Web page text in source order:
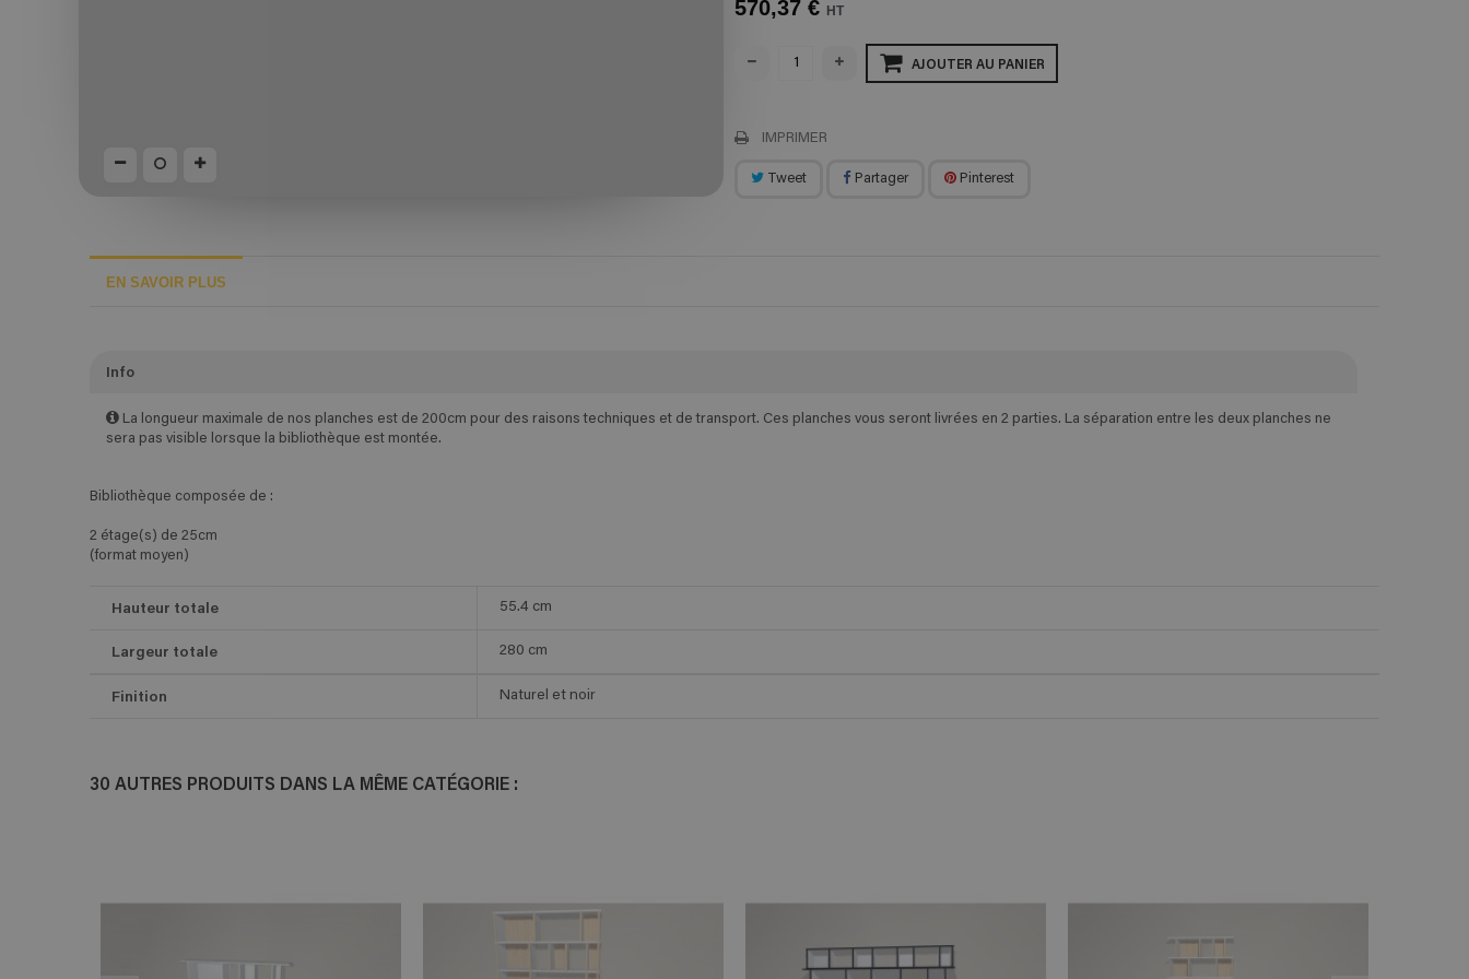
570,37 € HT
AJOUTER AU PANIER
IMPRIMER
Tweet Partager Pinterest
EN SAVOIR PLUS
Info
La longueur maximale de nos planches est de 200cm pour des raisons techniques et de transport. Ces planches vous seront livrées en 2 parties. La séparation entre les deux planches ne
sera pas visible lorsque la bibliothèque est montée.
Bibliothèque composée de :
2 étage(s) de 25cm
(format moyen)
Hauteur totale 55.4 cm
Largeur totale 280 cm
Finition Naturel et noir
30 AUTRES PRODUITS DANS LA MÊME CATÉGORIE :